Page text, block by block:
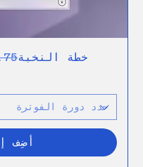
خطة النخبة
أضِف